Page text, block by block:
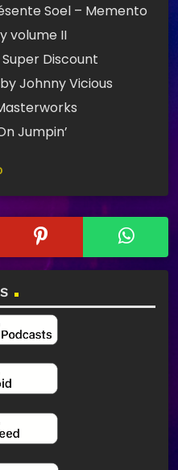
Soel – Memento
volume II
Discount
Johnny Vicious
Jumpin’